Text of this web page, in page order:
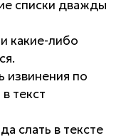
списки дважды
какие-либо
извинения по
текст
слать в тексте